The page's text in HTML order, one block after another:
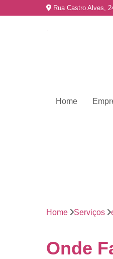
Rua Castro Alves,
Home
Home Serviços
Onde